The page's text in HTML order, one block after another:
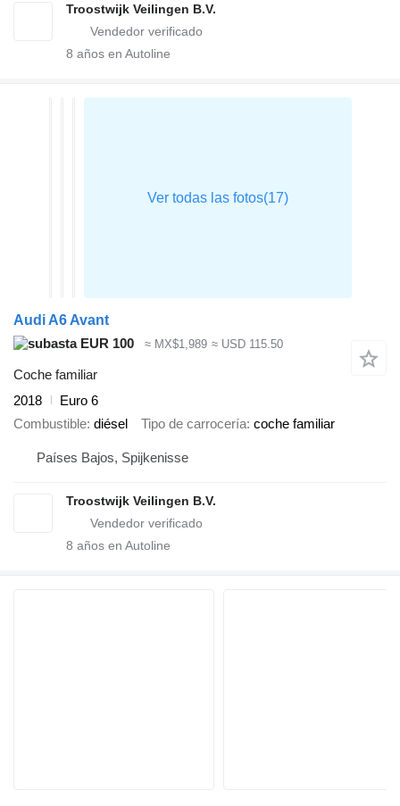
Troostwijk Veilingen B.V.
8 años en Autoline
Audi A6 Avant
EUR 100
≈ MX$1,989 ≈ USD 115.50
Coche familiar
2018
Euro 6
Combustible diésel Tipo de carrocería coche familiar
Países Bajos, Spijkenisse
Troostwijk Veilingen B.V.
8 años en Autoline